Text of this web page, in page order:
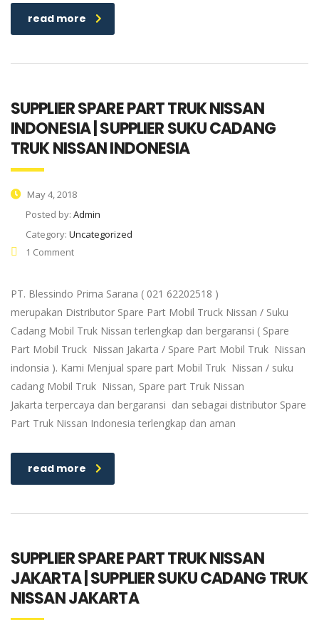
read more
SUPPLIER SPARE PART TRUK NISSAN
INDONESIA | SUPPLIER SUKU CADANG
TRUK NISSAN INDONESIA
May 4, 2018
Posted by: Admin
Category: Uncategorized
1 Comment
PT. Blessindo Prima Sarana ( 021 62202518 )
merupakan Distributor Spare Part Mobil Truck Nissan / Suku
Cadang Mobil Truk Nissan terlengkap dan bergaransi ( Spare
Part Mobil Truck Nissan Jakarta / Spare Part Mobil Truk Nissan
indonsia ). Kami Menjual spare part Mobil Truk Nissan / suku
cadang Mobil Truk Nissan, Spare part Truk Nissan
Jakarta terpercaya dan bergaransi dan sebagai distributor Spare
Part Truk Nissan Indonesia terlengkap dan aman
read more
SUPPLIER SPARE PART TRUK NISSAN
JAKARTA | SUPPLIER SUKU CADANG TRUK
NISSAN JAKARTA